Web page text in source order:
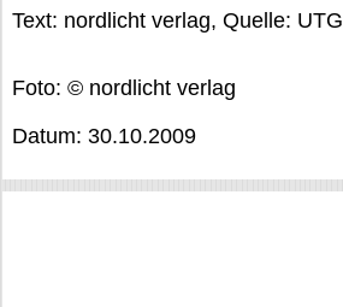
Text: nordlicht verlag, Quelle: UTG
Foto: © nordlicht verlag
Datum: 30.10.2009